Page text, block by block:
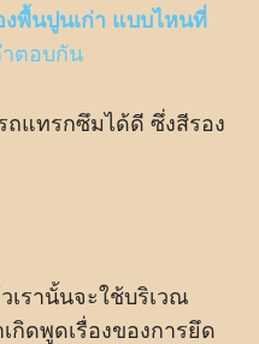
งพื้นปูนเก่า แบบไหนที่
ำตอบกัน
ถแทรกซึมได้ดี ซึ่งสีรอง
รานั้นจะใช้บริเวณ
กิดพูดเรื่องของการยึด